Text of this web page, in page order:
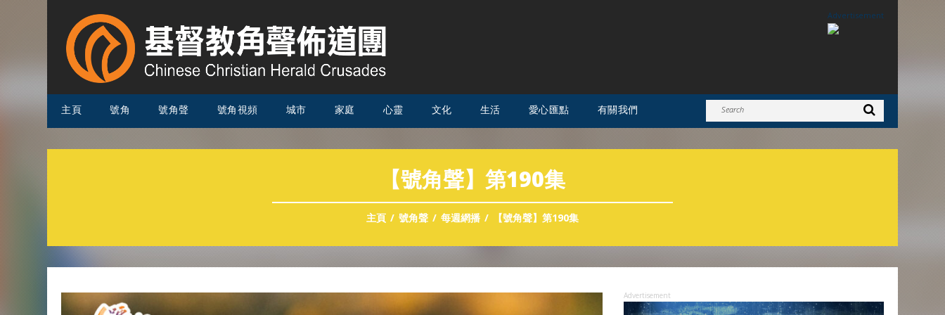
Advertisement
主頁 號角 號角聲 號角視頻 城市 家庭 心靈 文化 生活 愛心匯點 有關我們
【號角聲】第190集
主頁 號角聲 每週網播 【號角聲】第190集
Advertisement